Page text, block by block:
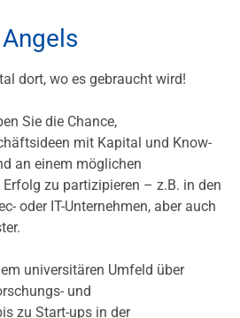
dort, wo es gebraucht wird!
Sie die Chance,
mit Kapital und Know-
an einem möglichen
zu partizipieren – z.B. in den
oder IT-Unternehmen, aber auch
universitären Umfeld über
und
zu Start-ups in der